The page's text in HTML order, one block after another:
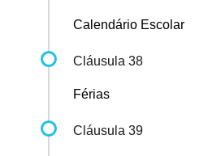
Calendário Escolar
Cláusula 38
Férias
Cláusula 39